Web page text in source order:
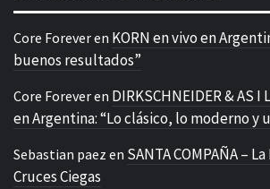
Core Foreveren KORN en vivo en
buenos resultados”
Core Foreveren DIRKSCHNEIDER & AS I
en Argentina: “Lo clásico, lo moderno y
Sebastian paez en SANTA COMPAÑA –
Cruces Ciegas